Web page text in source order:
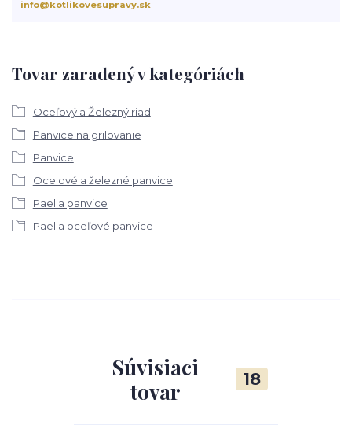
Tovar zaradený v kategóriách
Oceľový a Železný riad
Panvice na grilovanie
Panvice
Ocelové a železné panvice
Paella panvice
Paella oceľové panvice
info@kotlikovesupravy.sk
Súvisiaci
tovar
18